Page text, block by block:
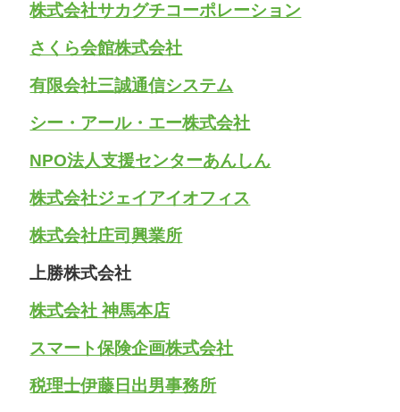
株式会社サカグチコーポレーション
さくら会館株式会社
有限会社三誠通信システム
シー・アール・エー株式会社
NPO法人支援センターあんしん
株式会社ジェイアイオフィス
株式会社庄司興業所
上勝株式会社
株式会社 神馬本店
スマート保険企画株式会社
税理士伊藤日出男事務所